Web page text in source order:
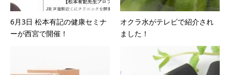
6月3日 松本有記の健康セミナ
ーが西宮で開催！
オクラ水がテレビで紹介され
ました！